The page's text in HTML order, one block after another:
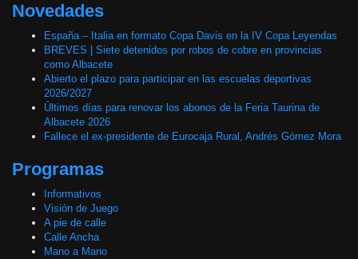
Novedades
España – Italia en formato Copa Davis en la IV Copa Leyendas
BREVES | Siete detenidos por robos de cobre en provincias
como Albacete
Abierto el plazo para participar en las escuelas deportivas
2026/2027
Últimos días para renovar los abonos de la Feria Taurina de
Albacete 2026
Fallece el ex-presidente de Eurocaja Rural, Andrés Gómez Mora
Programas
Informativos
Visión de Juego
A pie de calle
Calle Ancha
Mano a Mano